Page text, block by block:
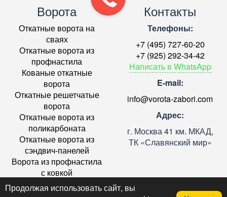
Ворота
Откатные ворота на
сваях
Откатные ворота из
профнастила
Кованые откатные
ворота
Откатные решетчатые
ворота
Откатные ворота из
поликарбоната
Откатные ворота из
сэндвич-панелей
Ворота из профнастила
с ковкой
Ремонт откатных ворот в
Москве
Контакты
Телефоны:
+7 (495) 727-60-20
+7 (925) 292-34-42
Написать в WhatsApp
E-mail:
info@vorota-zabori.com
Адрес:
г. Москва 41 км. МКАД,
ТК «Славянский мир»
Продолжая использовать сайт, вы